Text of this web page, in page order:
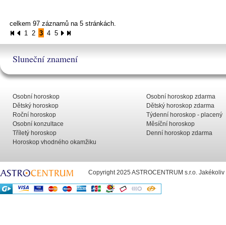
celkem 97 záznamů na 5 stránkách.
1 2 3 4 5
Sluneční znamení
Osobní horoskop
Dětský horoskop
Roční horoskop
Osobní konzultace
Tříletý horoskop
Horoskop vhodného okamžiku
Osobní horoskop zdarma
Dětský horoskop zdarma
Týdenní horoskop - placený
Měsíční horoskop
Denní horoskop zdarma
Copyright 2025 ASTROCENTRUM s.r.o.